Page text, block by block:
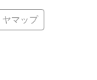
ヤマップ